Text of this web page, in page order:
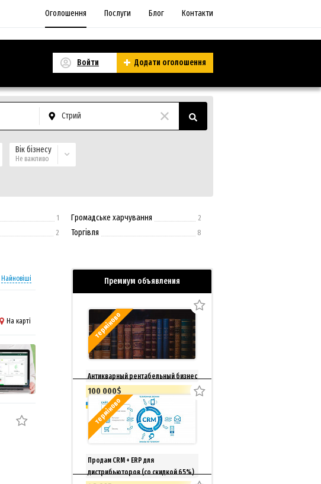
Оголошення Послуги Блог Контакти
Войти Додати оголошення
Стрий
Вік бізнесу
Не важливо
1
2
Громадське харчування 2
Торгівля 8
Найновіші
На карті
Премиум объявления
терміново
Антикварный рентабельный бизнес
100 000$
Київ
терміново
Продам CRM + ERP для
дистрибьюторов (со скидкой 65%)